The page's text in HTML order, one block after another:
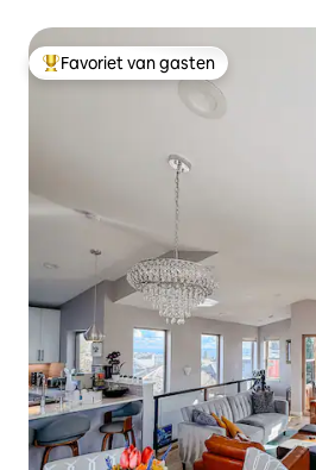
Topfavoriet van gasten
Favoriet van gasten